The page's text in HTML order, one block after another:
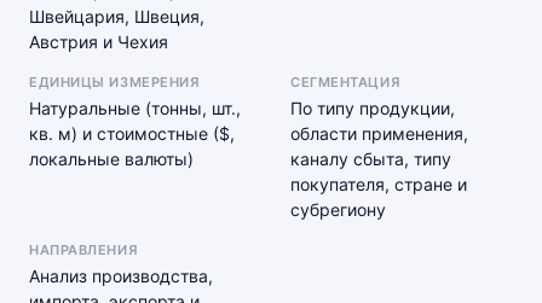
Швейцария, Швеция,
Австрия и Чехия
ЕДИНИЦЫ ИЗМЕРЕНИЯ
Натуральные (тонны, шт.,
кв. м) и стоимостные ($,
локальные валюты)
СЕГМЕНТАЦИЯ
По типу продукции,
области применения,
каналу сбыта, типу
покупателя, стране и
субрегиону
НАПРАВЛЕНИЯ
Анализ производства,